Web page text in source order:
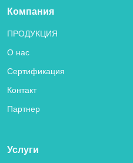
Компания
ПРОДУКЦИЯ
О нас
Сертификация
Контакт
Партнер
Услуги